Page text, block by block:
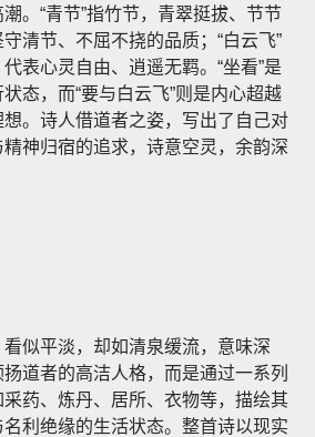
。“青节”指竹节，青翠挺拔、节节
清节、不屈不挠的品质；“白云飞”
表心灵自由、逍遥无羁。“坐看”是
态，而“要与白云飞”则是内心超越
。诗人借道者之姿，写出了自己对
神归宿的追求，诗意空灵，余韵深
似平淡，却如清泉缓流，意味深
道者的高洁人格，而是通过一系列
药、炼丹、居所、衣物等，描绘其
利绝缘的生活状态。整首诗以现实